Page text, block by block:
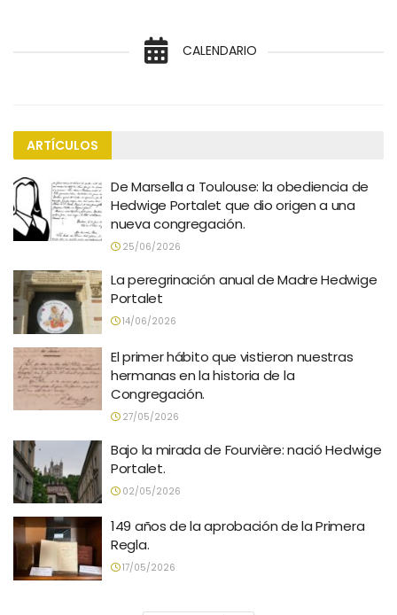
CALENDARIO
ARTÍCULOS
De Marsella a Toulouse: la obediencia de
Hedwige Portalet que dio origen a una
nueva congregación.
25/06/2026
La peregrinación anual de Madre Hedwige
Portalet
14/06/2026
El primer hábito que vistieron nuestras
hermanas en la historia de la
Congregación.
27/05/2026
Bajo la mirada de Fourvière: nació Hedwige
Portalet.
02/05/2026
149 años de la aprobación de la Primera
Regla.
17/05/2026